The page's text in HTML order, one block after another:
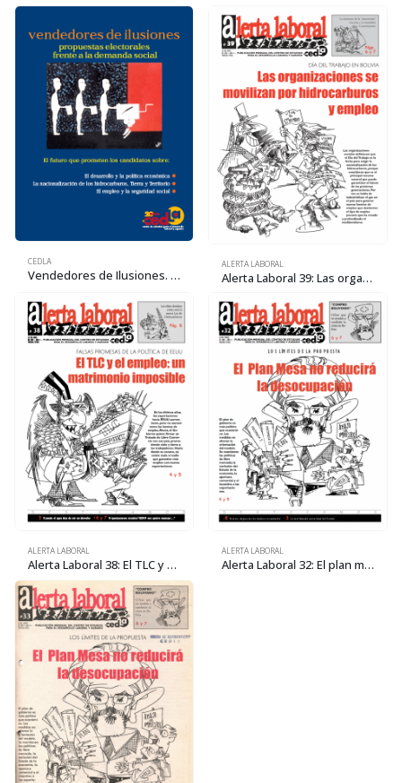
CEDLA
Vendedores de Ilusiones. Propuestas electorales frente a la demanda social
ALERTA LABORAL
Alerta Laboral 39: Las organizaciones se movilizan por hidrocarburos y empleo
ALERTA LABORAL
Alerta Laboral 38: El TLC y el empleo, un matrimonio imposible
ALERTA LABORAL
Alerta Laboral 32: El plan mesa no reducirá la desocupación